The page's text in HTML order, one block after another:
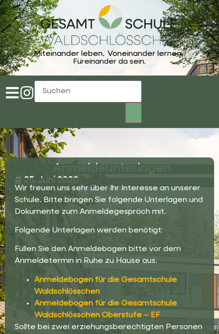
Miteinander leben. Voneinander lernen.
Füreinander da sein.
Anmeldeunterlagen
25. Juni 2020
Wir freuen uns sehr über Ihr Interesse an unserer
Schule. Bitte bringen Sie folgende Unterlagen und
Dokumente zum Anmeldegespräch mit.
Folgende Unterlagen werden benötigt:
Füllen Sie den Anmeldebogen bitte vor dem
Anmeldetermin in Ruhe zu Hause aus.
Anmeldebogen für die Gesamtschule
Waldschlösschen
Anmeldebogen für die Gesamtschule
Waldschlösschen Oberstufe – EF
Sollte bei zwei erziehungsberechtigten Personen